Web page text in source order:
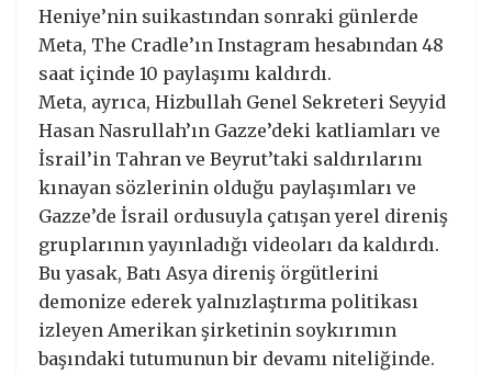
Heniye’nin suikastından sonraki günlerde
Meta, The Cradle’ın Instagram hesabından 48
saat içinde 10 paylaşımı kaldırdı.
Meta, ayrıca, Hizbullah Genel Sekreteri Seyyid
Hasan Nasrullah’ın Gazze’deki katliamları ve
İsrail’in Tahran ve Beyrut’taki saldırılarını
kınayan sözlerinin olduğu paylaşımları ve
Gazze’de İsrail ordusuyla çatışan yerel direniş
gruplarının yayınladığı videoları da kaldırdı.
Bu yasak, Batı Asya direniş örgütlerini
demonize ederek yalnızlaştırma politikası
izleyen Amerikan şirketinin soykırımın
başındaki tutumunun bir devamı niteliğinde.